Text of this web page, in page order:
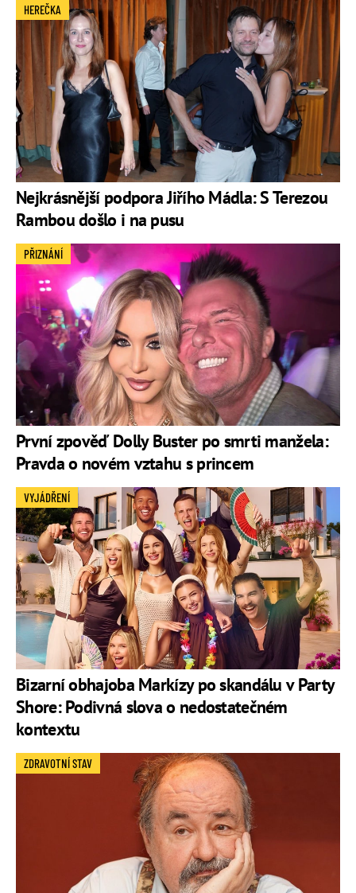
Nejkrásnější podpora Jiřího Mádla: S Terezou
Rambou došlo i na pusu
HEREČKA
První zpověď Dolly Buster po smrti manžela:
Pravda o novém vztahu s princem
PŘIZNÁNÍ
Bizarní obhajoba Markízy po skandálu v Party
Shore: Podivná slova o nedostatečném
kontextu
VYJÁDŘENÍ
ZDRAVOTNÍ STAV